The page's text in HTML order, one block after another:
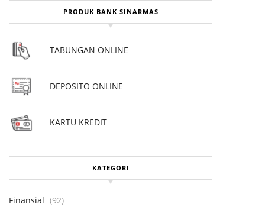
PRODUK BANK SINARMAS
TABUNGAN ONLINE
DEPOSITO ONLINE
KARTU KREDIT
KATEGORI
Finansial (92)